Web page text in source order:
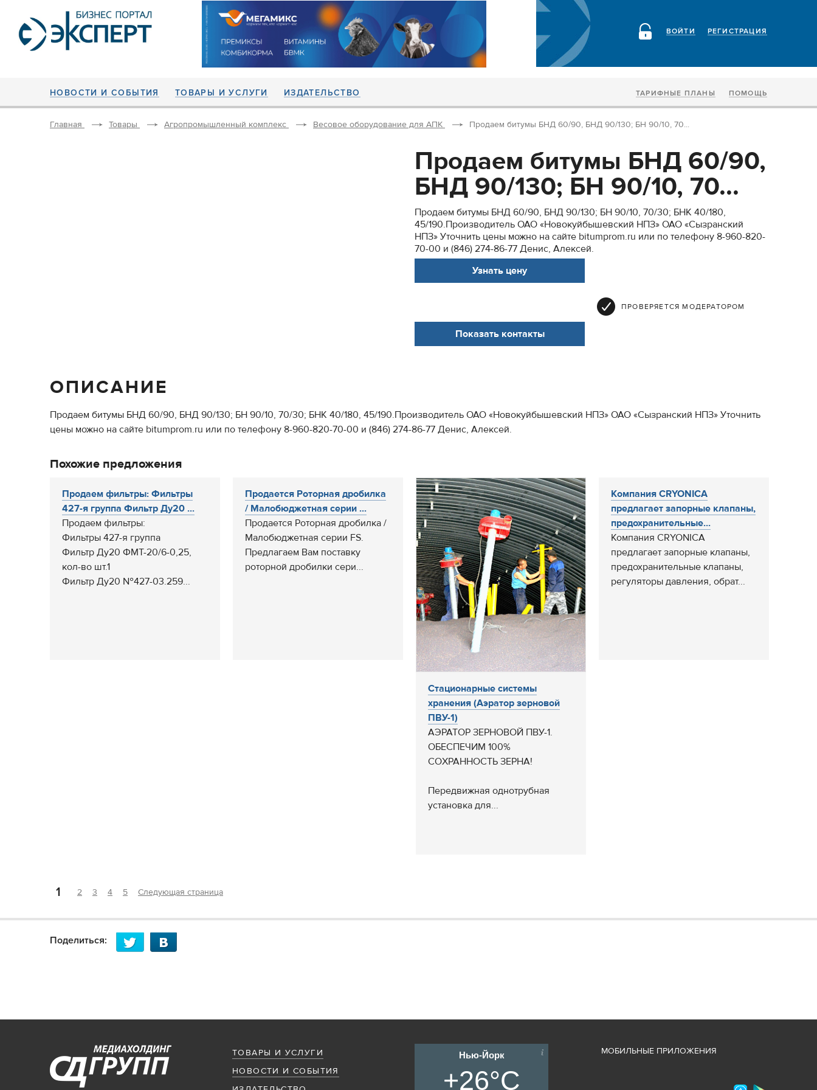
РЕГИСТРАЦИЯ
ВОЙТИ
НОВОСТИ И СОБЫТИЯ ТОВАРЫ И УСЛУГИ ИЗДАТЕЛЬСТВО ТАРИФНЫЕ ПЛАНЫ ПОМОЩЬ
Главная Товары Агропромышленный комплекс Весовое оборудование для АПК Продаем битумы БНД 60/90, БНД 90/130; БН 90/10, 70...
Продаем битумы БНД 60/90,
БНД 90/130; БН 90/10, 70...
Продаем битумы БНД 60/90, БНД 90/130; БН 90/10, 70/30; БНК 40/180,
45/190.Производитель ОАО «Новокуйбышевский НПЗ» ОАО «Сызранский
НПЗ» Уточнить цены можно на сайте bitumprom.ru или по телефону 8-960-820-
70-00 и (846) 274-86-77 Денис, Алексей.
Узнать цену
ПРОВЕРЯЕТСЯ МОДЕРАТОРОМ
Показать контакты
ОПИСАНИЕ
Продаем битумы БНД 60/90, БНД 90/130; БН 90/10, 70/30; БНК 40/180, 45/190.Производитель ОАО «Новокуйбышевский НПЗ» ОАО «Сызранский НПЗ» Уточнить
цены можно на сайте bitumprom.ru или по телефону 8-960-820-70-00 и (846) 274-86-77 Денис, Алексей.
Похожие предложения
Продаем фильтры: Фильтры
427-я группа Фильтр Ду20 ...
Продаем фильтры:
Фильтры 427-я группа
Фильтр Ду20 ФМТ-20/6-0,25,
кол-во шт.1
Фильтр Ду20 №427-03.259...
Продается Роторная дробилка
/ Малобюджетная серии ...
Продается Роторная дробилка /
Малобюджетная серии FS.
Предлагаем Вам поставку
роторной дробилки сери...
Стационарные системы
хранения (Аэратор зерновой
ПВУ-1)
АЭРАТОР ЗЕРНОВОЙ ПВУ-1.
ОБЕСПЕЧИМ 100%
СОХРАННОСТЬ ЗЕРНА!
Передвижная однотрубная
установка для...
Компания CRYONICA
предлагает запорные клапаны,
предохранительные...
Компания CRYONICA
предлагает запорные клапаны,
предохранительные клапаны,
регуляторы давления, обрат...
1 2 3 4 5 Следующая страница
Поделиться:
ТОВАРЫ И УСЛУГИ
НОВОСТИ И СОБЫТИЯ
Нью-Йорк
+26°C
МОБИЛЬНЫЕ ПРИЛОЖЕНИЯ